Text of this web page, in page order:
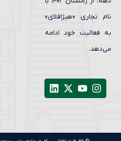
تجاری «هیژافلای»
فعالیت خود ادامه